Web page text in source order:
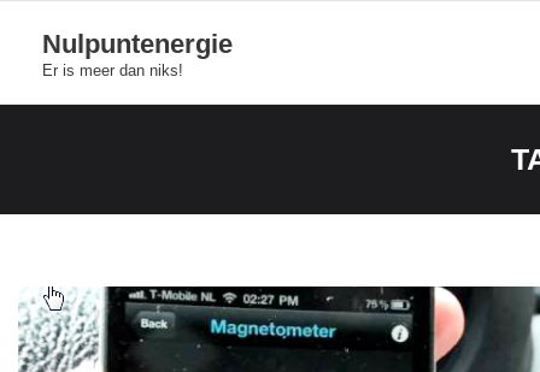
content
Nulpuntenergie
Er is meer dan niks!